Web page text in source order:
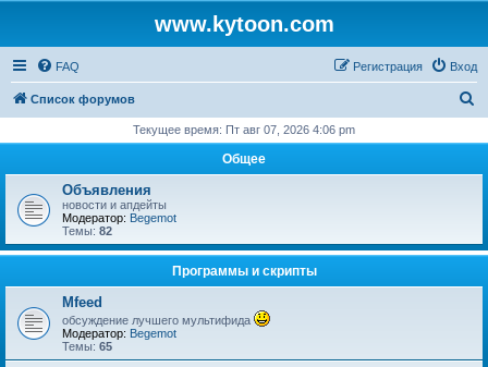
www.kytoon.com
FAQ Вход
Регистрация
Список форумов
с
Текущее время: Пт авг 07, 2026 4:06 pm
Общее
Объявления
новости и апдейты
Модератор: Begemot
Темы: 82
Программы и скрипты
Mfeed
обсуждение лучшего мультифида
Модератор: Begemot
Темы: 65